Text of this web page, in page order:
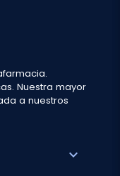
Nuestra mayor
a nuestros
expand_more